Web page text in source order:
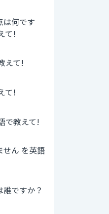
は何です
て!
えて!
て!
で教えて!
せん を英語
ですか？